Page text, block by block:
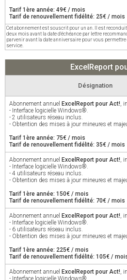
Tarif 1ère année: 49€ / mois
Tarif de renouvellement fidélité: 25€ / mois
Cet abonnement est souscrit pour un an. Il est
deux mois avant la date d'échéance par lettre
parvenir avant la date anniversaire pour vous
service.
ExcelReport
Désignation
Abonnement annuel ExcelReport pour Act!,
- Interface logicielle Windows®.
- 2 utilisateurs réseau inclus.
- Obtention des mises à jour mineures et
Tarif 1ère année: 75€ / mois
Tarif de renouvellement fidélité: 35€ / mois
Abonnement annuel ExcelReport pour Act!,
- Interface logicielle Windows®.
- 4 utilisateurs réseau inclus.
- Obtention des mises à jour mineures et
Tarif 1ère année: 150€ / mois
Tarif de renouvellement fidélité: 70€ / mois
Abonnement annuel ExcelReport pour Act!,
- Interface logicielle Windows®.
- 6 utilisateurs réseau inclus.
- Obtention des mises à jour mineures et
Tarif 1ère année: 225€ / mois
Tarif de renouvellement fidélité: 105€ /
Abonnement annuel ExcelReport pour Act!,
- Interface logicielle Windows®.